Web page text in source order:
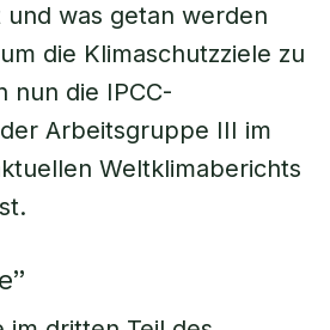
was getan werden
die Klimaschutzziele zu
nun die IPCC-
Arbeitsgruppe III im
Weltklimaberichts